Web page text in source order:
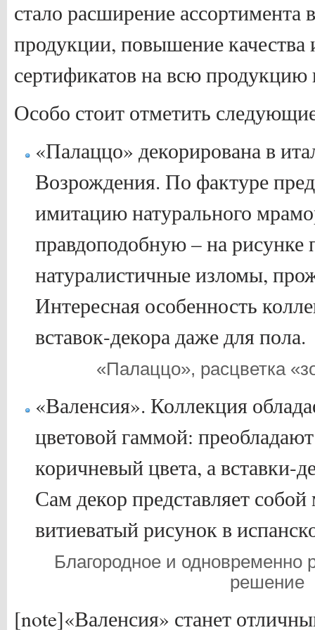
стало расширение ассортимента
продукции, повышение качества
сертификатов на всю продукцию
Особо стоит отметить
«Палаццо» декорирована в
Возрождения. По фактуре
имитацию натурального
правдоподобную – на рисунке
натуралистичные изломы,
Интересная особенность
вставок-декора даже для пола.
«Палаццо», расцветка
«Валенсия». Коллекция
цветовой гаммой:
коричневый цвета, а вставки-
Сам декор представляет
витиеватый рисунок в
Благородное и одновременно
решение
[note]«Валенсия» станет